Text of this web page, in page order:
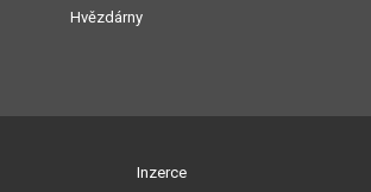
Hvězdárny
Inzerce